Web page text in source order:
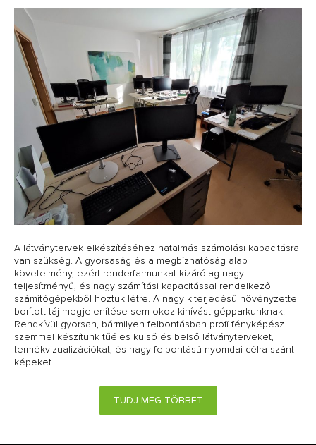
A látványtervek elkészítéséhez hatalmás számolási kapacitásra
van szükség. A gyorsaság és a megbízhatóság alap
követelmény, ezért renderfarmunkat kizárólag nagy
teljesítményű, és nagy számítási kapacitással rendelkező
számítógépekből hoztuk létre. A nagy kiterjedésű növényzettel
borított táj megjelenítése sem okoz kihívást gépparkunknak.
Rendkívül gyorsan, bármilyen felbontásban profi fényképész
szemmel készítünk tűéles külső és belső látványterveket,
termékvizualizációkat, és nagy felbontású nyomdai célra szánt
képeket.
TUDJ MEG TÖBBET